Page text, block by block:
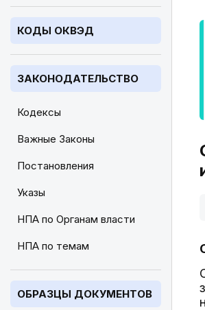
КОДЫ ОКВЭД
ЗАКОНОДАТЕЛЬСТВО
Кодексы
Важные Законы
Постановления
Указы
НПА по Органам власти
НПА по темам
ОБРАЗЦЫ ДОКУМЕНТОВ